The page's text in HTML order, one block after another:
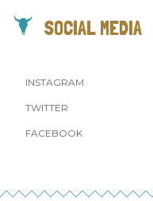
SOCIAL MEDIA
INSTAGRAM
TWITTER
FACEBOOK